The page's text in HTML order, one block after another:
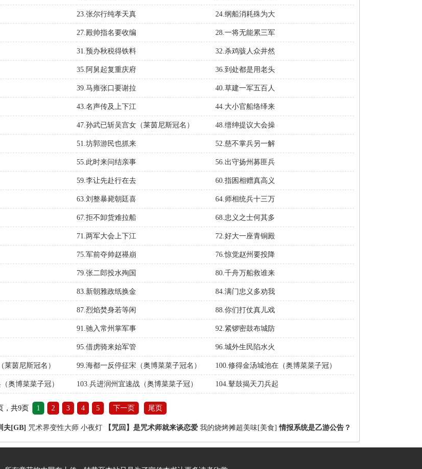
23.张尔行纯孝天真 24.纲船消耗殊为大
27.殿帅指名要收编 28.一将无能累三军
31.预办秋税得铁料 32.杀鸡骇人众井然
35.阿舅起复重庆府 36.到处都是用老头
39.马雍张口要谢拉 40.草建一军五百人
43.名声传及上下江 44.大小官船络绎来
47.孙武已斩吴宫女（莱茵尼斯冠名） 48.缙绅提议大会操
51.坊郭游民也抓来 52.慈不掌兵另一解
55.此时来问结亲事 56.出守扬州募匪兵
59.李让先赴行在去 60.指囷相赠真高义
63.刘整暴毙朝廷喜 64.师相统兵十三万
67.拒不卸货难拉船 68.忠义之士何其多
71.两军大会上下江 72.好大一座青铜殿
75.军前夺帅赵禥崩 76.惊觉赵州要投降
79.张二郎投水殉国 80.千舟万船救谁来
83.新朝雅政纸换金 84.满门忠义多劝我
87.烈焰焚身若等闲 88.你们打仗真儿戏
91.驰入常州掌军事 92.紧锣密鼓布城防
95.借虏骑来始军管 96.城外生民陷水火
莱茵尼斯冠名） 99.海都一反停征宋（奥博菜菜子冠名） 100.修得金汤城池在（奥博菜菜子冠）
奥博菜菜子冠） 103.兵进润州宜速战（奥博菜菜子冠） 104.鼙鼓揭天刀兵起
，共9页 1 2 3 4 5 下一页 尾页
夫[GB] 咒术界变性大师 小夜灯 【咒回】是咒术师就来谈恋爱 我的烧烤摊超美味[美食] 情报系统是乙游公告？